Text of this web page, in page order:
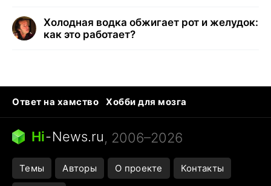
Холодная водка обжигает рот и желудок:
как это работает?
Ответ на хамство
Хобби для мозга
Бензин 100 и 95
Тунцы в океанариуме
Следующая пандемия
Hi-News.ru, 2006–2026
Темы Авторы О проекте Контакты